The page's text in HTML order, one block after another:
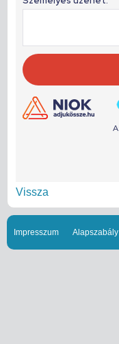
Vissza
Impresszum Alapszabály